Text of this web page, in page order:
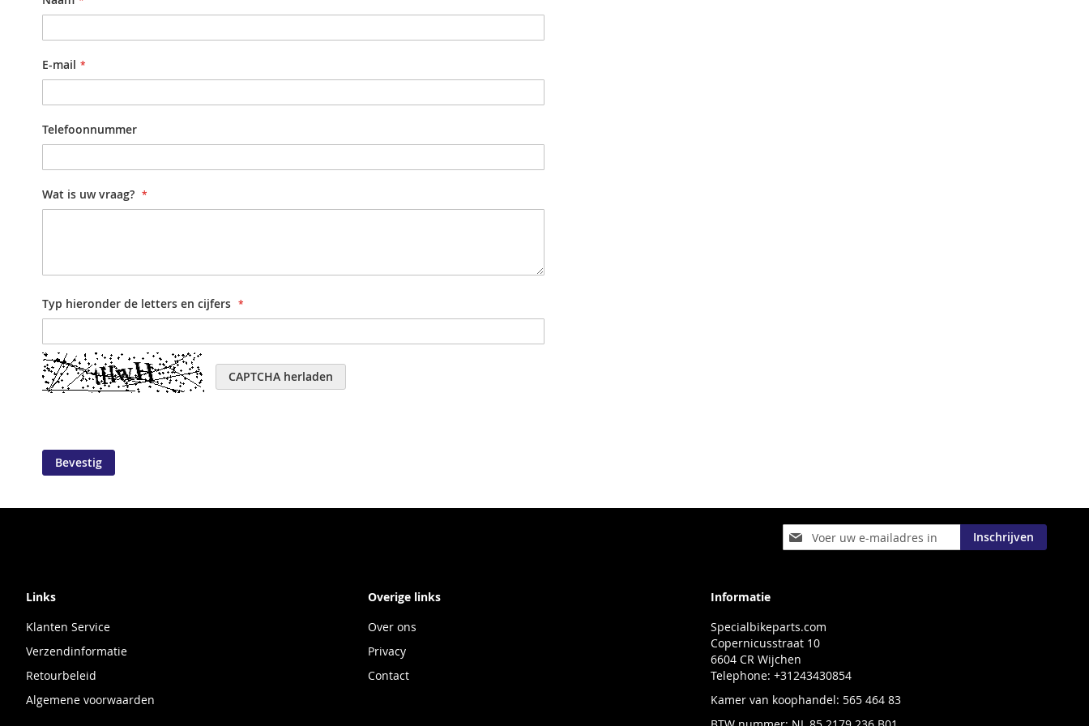
E-mail
Telefoonnummer
Wat is uw vraag?
Typ hieronder de letters en cijfers
CAPTCHA herladen
Bevestig
Abonneer
u
Inschrijven
Links
Klanten Service
Verzendinformatie
Retourbeleid
Algemene voorwaarden
Overige links
Over ons
Privacy
Contact
Informatie
Specialbikeparts.com
Copernicusstraat 10
6604 CR Wijchen
Telephone: +31243430854
Kamer van koophandel: 565 464 83